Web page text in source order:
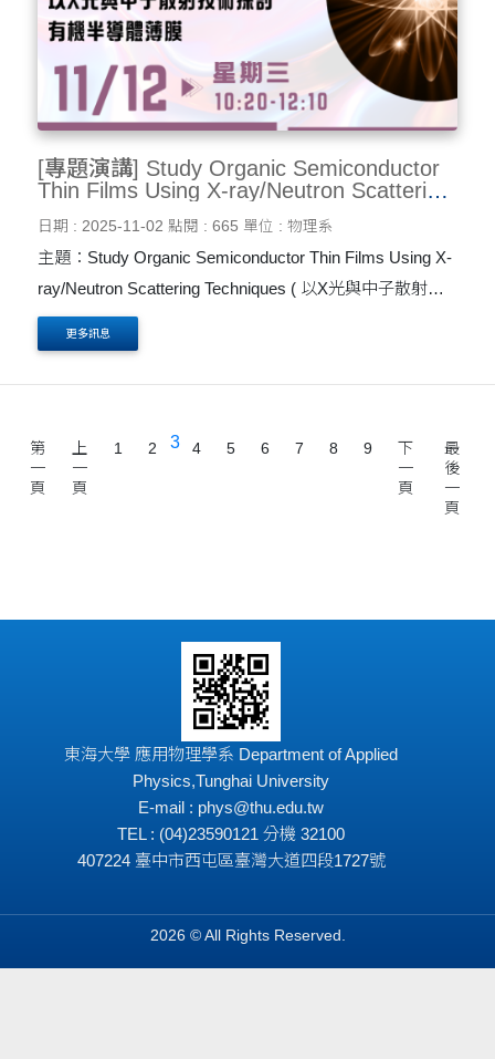
[專題演講] Study Organic Semiconductor
Thin Films Using X-ray/Neutron Scattering
Techniques ( 以X光與中子散射技術探討有
機半導體薄膜) 11/12
日期 : 2025-11-02 點閱 : 665 單位 : 物理系
主題：Study Organic Semiconductor Thin Films Using X-
ray/Neutron Scattering Techniques ( 以X光與中子散射技
術探討有機半導體薄膜) 演講人: 黃子晏 國家同步輻射研
究中心 助研究員 地點：大智慧科技大樓1樓 ST114 ....
更多訊息
第
一
頁
上
一
頁
1 2 3 4 5 6 7 8 9
下
一
頁
最
後
一
頁
東海大學 應用物理學系 Department of Applied
Physics,Tunghai University
E-mail : phys@thu.edu.tw
TEL : (04)23590121 分機 32100
407224 臺中市西屯區臺灣大道四段1727號
2026 © All Rights Reserved.